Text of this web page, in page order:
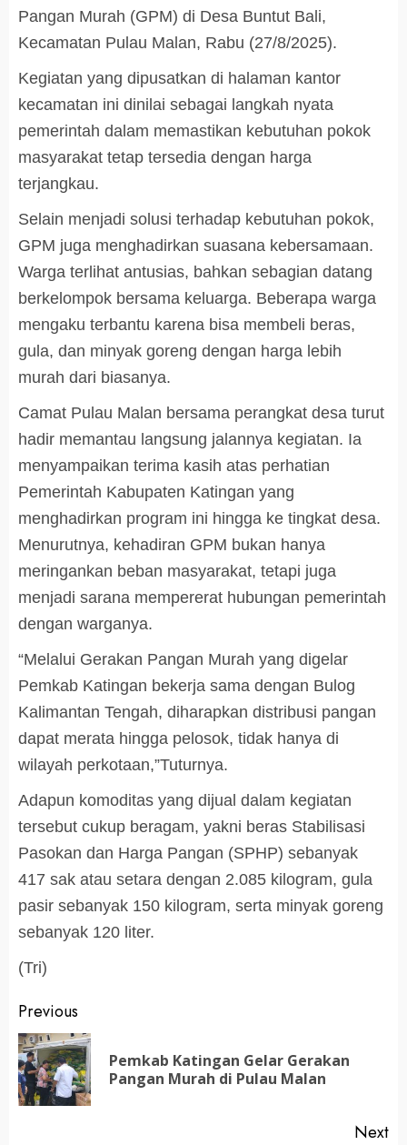
Pangan Murah (GPM) di Desa Buntut Bali,
Kecamatan Pulau Malan, Rabu (27/8/2025).
Kegiatan yang dipusatkan di halaman kantor
kecamatan ini dinilai sebagai langkah nyata
pemerintah dalam memastikan kebutuhan pokok
masyarakat tetap tersedia dengan harga
terjangkau.
Selain menjadi solusi terhadap kebutuhan pokok,
GPM juga menghadirkan suasana kebersamaan.
Warga terlihat antusias, bahkan sebagian datang
berkelompok bersama keluarga. Beberapa warga
mengaku terbantu karena bisa membeli beras,
gula, dan minyak goreng dengan harga lebih
murah dari biasanya.
Camat Pulau Malan bersama perangkat desa turut
hadir memantau langsung jalannya kegiatan. Ia
menyampaikan terima kasih atas perhatian
Pemerintah Kabupaten Katingan yang
menghadirkan program ini hingga ke tingkat desa.
Menurutnya, kehadiran GPM bukan hanya
meringankan beban masyarakat, tetapi juga
menjadi sarana mempererat hubungan pemerintah
dengan warganya.
“Melalui Gerakan Pangan Murah yang digelar
Pemkab Katingan bekerja sama dengan Bulog
Kalimantan Tengah, diharapkan distribusi pangan
dapat merata hingga pelosok, tidak hanya di
wilayah perkotaan,”Tuturnya.
Adapun komoditas yang dijual dalam kegiatan
tersebut cukup beragam, yakni beras Stabilisasi
Pasokan dan Harga Pangan (SPHP) sebanyak
417 sak atau setara dengan 2.085 kilogram, gula
pasir sebanyak 150 kilogram, serta minyak goreng
sebanyak 120 liter.
(Tri)
Post
navigation
Previous
Pemkab Katingan Gelar Gerakan
Pangan Murah di Pulau Malan
Next